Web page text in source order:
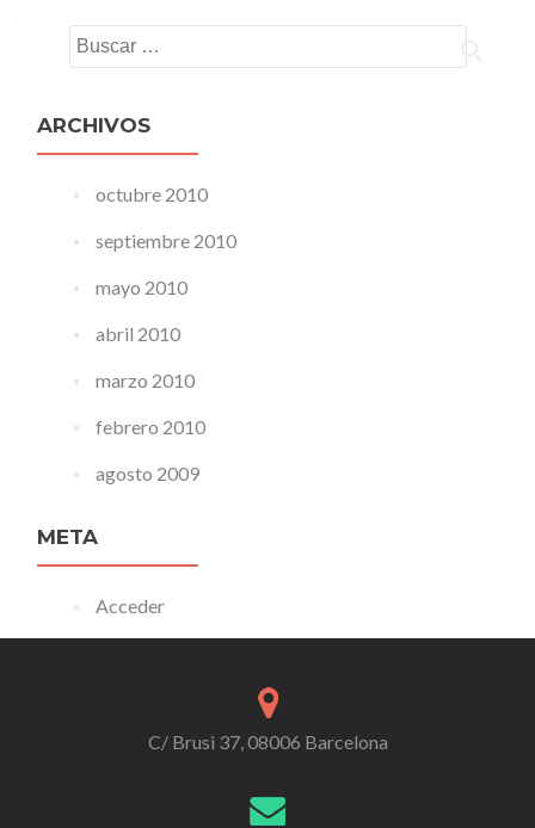
Buscar:
ARCHIVOS
octubre 2010
septiembre 2010
mayo 2010
abril 2010
marzo 2010
febrero 2010
agosto 2009
META
Acceder
C/ Brusi 37, 08006 Barcelona